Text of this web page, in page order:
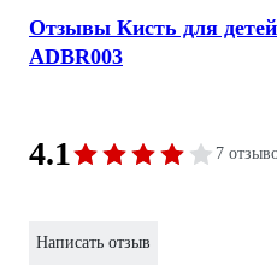
Отзывы Кисть для
ADBR003
4.1 7
Написать отзыв